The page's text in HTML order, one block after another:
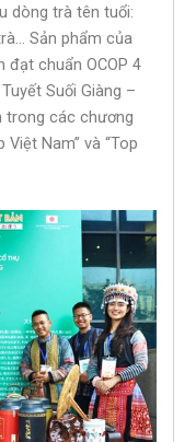
dòng trà tên tuổi:
Sản phẩm của
chuẩn OCOP 4
Suối Giàng –
trong các chương
Nam” và “Top